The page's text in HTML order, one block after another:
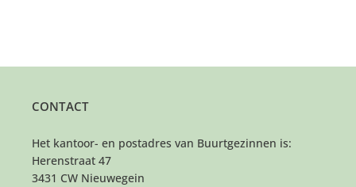
CONTACT
Het kantoor- en postadres van Buurtgezinnen is:
Herenstraat 47
3431 CW Nieuwegein